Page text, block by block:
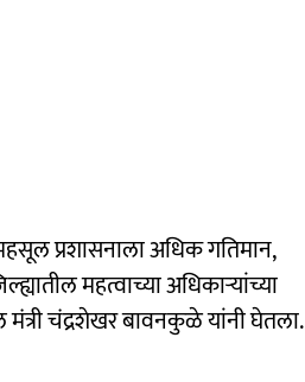
प्रशासनाला अधिक गतिमान,
महत्वाच्या अधिकाऱ्यांच्या
चंद्रशेखर बावनकुळे यांनी घेतला.